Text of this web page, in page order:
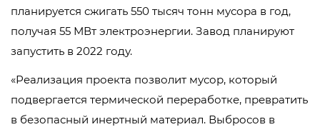
планируется сжигать 550 тысяч тонн мусора в год,
получая 55 МВт электроэнергии. Завод планируют
запустить в 2022 году.
«Реализация проекта позволит мусор, который
подвергается термической переработке, превратить
в безопасный инертный материал. Выбросов в